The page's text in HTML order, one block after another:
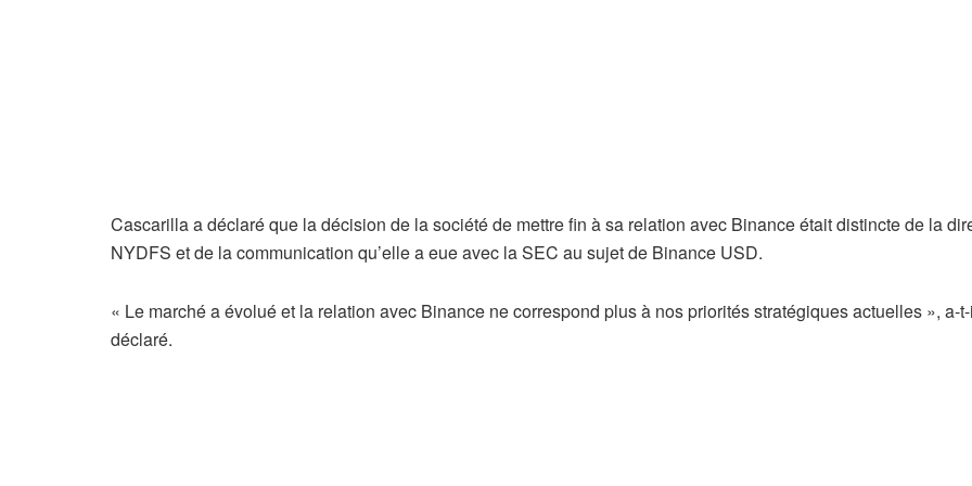
Cascarilla a déclaré que la décision de la société de mettre fin à sa relation avec Binance était distincte de la
NYDFS et de la communication qu’elle a eue avec la SEC au sujet de Binance USD.
« Le marché a évolué et la relation avec Binance ne correspond plus à nos priorités stratégiques actuelles », a-
déclaré.